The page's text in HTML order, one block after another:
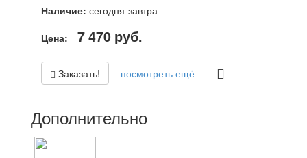
Наличие: сегодня-завтра
Цена:
7 470 руб.
Заказать! посмотреть ещё
Дополнительно